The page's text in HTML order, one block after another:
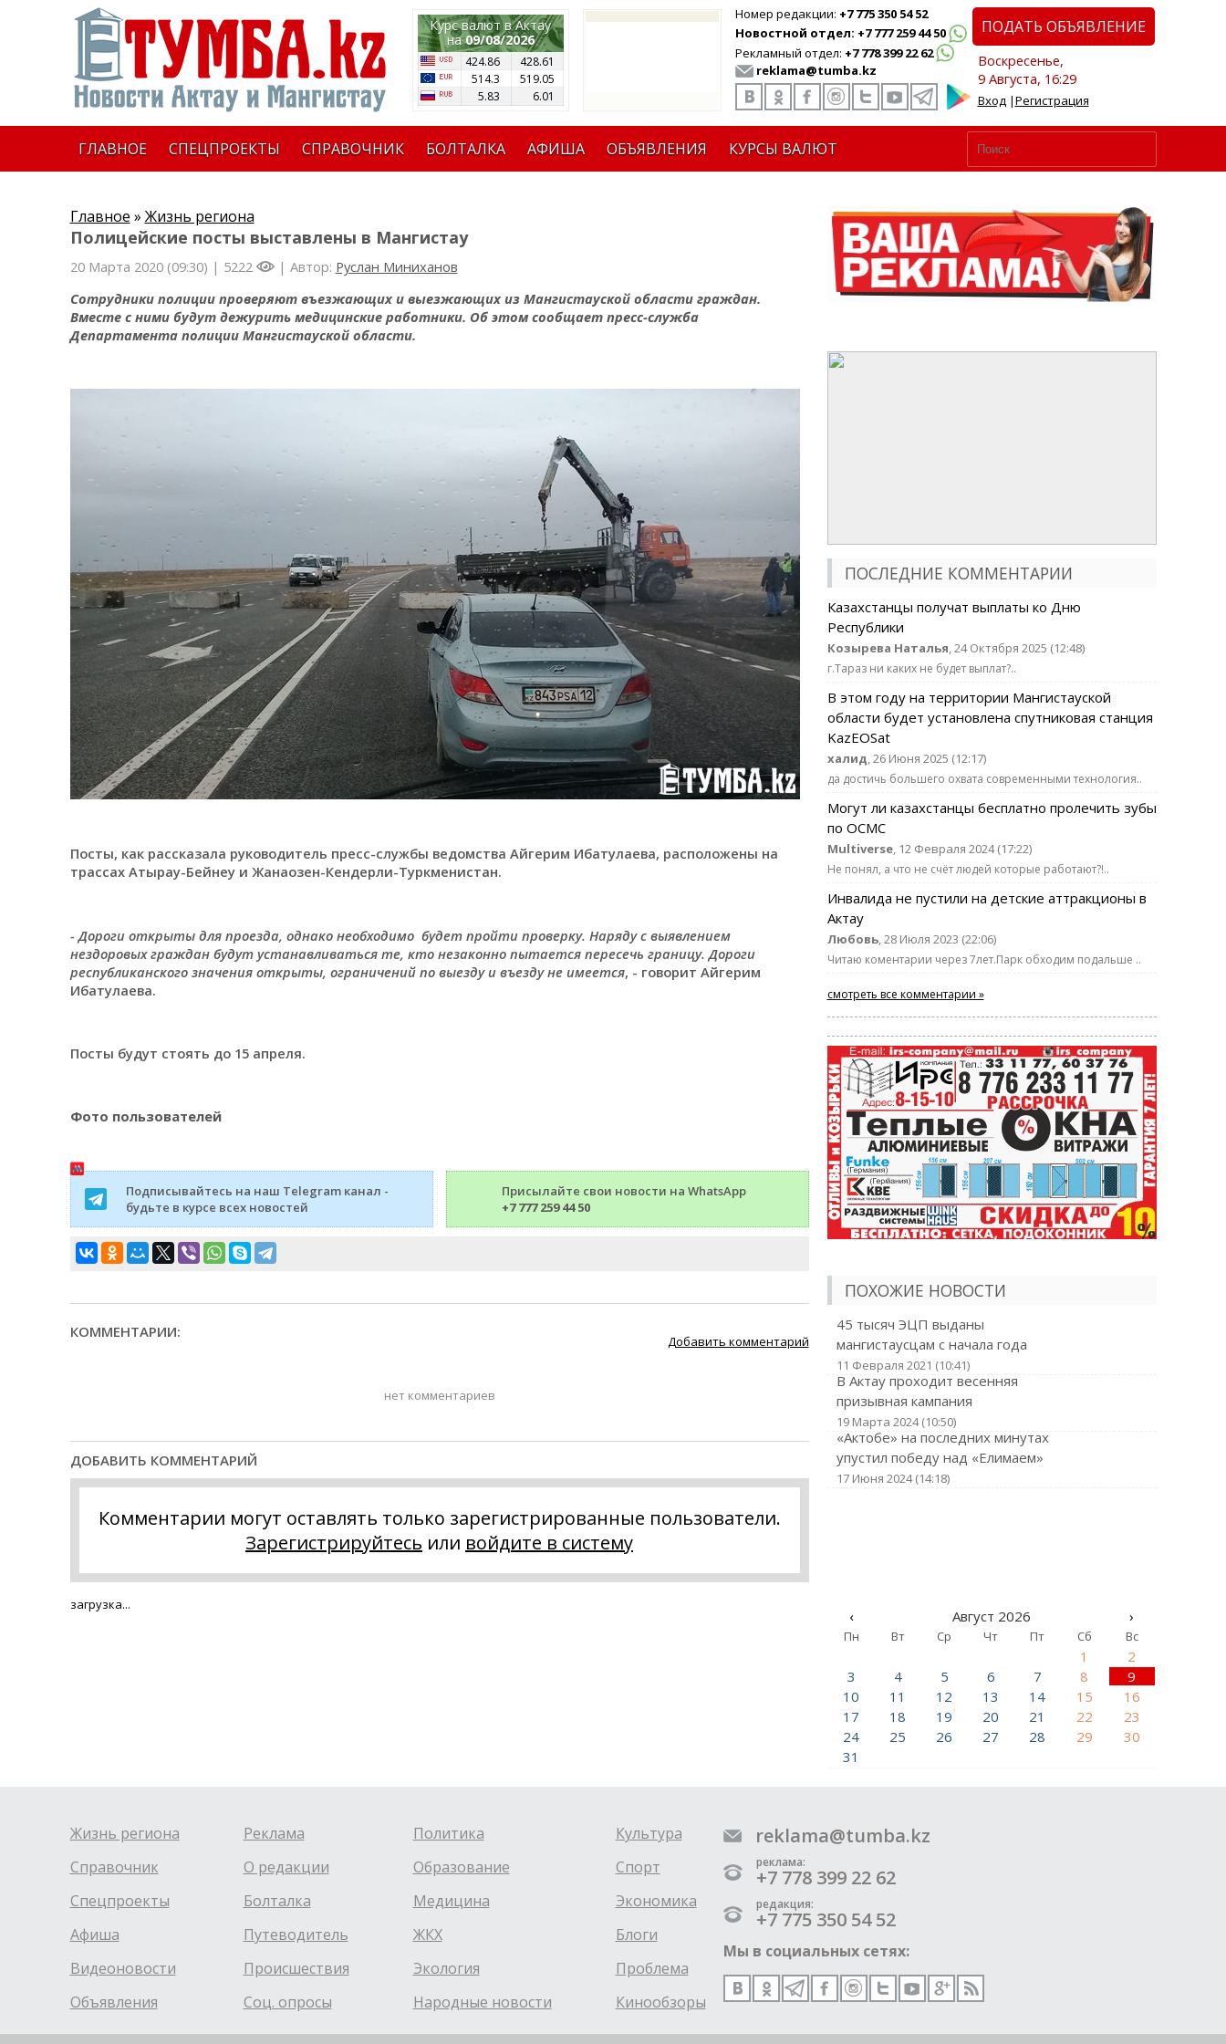
Курс валют в Актау
на09/08/2026
424.86
428.61
514.3
519.05
5.83
6.01
Номер редакции: +7 775 350 54 52
Новостной отдел: +7 777 259 44 50
Рекламный отдел: +7 778 399 22 62
reklama@tumba.kz
ПОДАТЬ ОБЪЯВЛЕНИЕ
Воскресенье,
9 Августа, 16:29
Вход|Регистрация
ГЛАВНОЕ СПЕЦПРОЕКТЫ СПРАВОЧНИК БОЛТАЛКА АФИША ОБЪЯВЛЕНИЯ КУРСЫ ВАЛЮТ
Главное » Жизнь региона
Полицейские посты выставлены в Мангистау
20 Марта 2020 (09:30) | 5222 | Автор: Руслан Миниханов
Сотрудники полиции проверяют въезжающих и выезжающих из Мангистауской области граждан.
Вместе с ними будут дежурить медицинские работники. Об этом сообщает пресс-служба
Департамента полиции Мангистауской области.
Посты, как рассказала руководитель пресс-службы ведомства Айгерим Ибатулаева, расположены на
трассах Атырау-Бейнеу и Жанаозен-Кендерли-Туркменистан.
- Дороги открыты для проезда, однако необходимо будет пройти проверку. Наряду с выявлением
нездоровых граждан будут устанавливаться те, кто незаконно пытается пересечь границу. Дороги
республиканского значения открыты, ограничений по выезду и въезду не имеется, - говорит Айгерим
Ибатулаева.
Посты будут стоять до 15 апреля.
Фото пользователей
Подписывайтесь на наш Telegram канал -
будьте в курсе всех новостей
Присылайте свои новости на WhatsApp
+7 777 259 44 50
КОММЕНТАРИИ:
Добавить комментарий
нет комментариев
ДОБАВИТЬ КОММЕНТАРИЙ
Комментарии могут оставлять только зарегистрированные пользователи.
Зарегистрируйтесь или войдите в систему
загрузка...
ПОСЛЕДНИЕ КОММЕНТАРИИ
Казахстанцы получат выплаты ко Дню
Республики
Козырева Наталья, 24 Октября 2025 (12:48)
г.Тараз ни каких не будет выплат?..
В этом году на территории Мангистауской
области будет установлена спутниковая станция
KazEOSat
халид, 26 Июня 2025 (12:17)
да достичь большего охвата современными технология..
Могут ли казахстанцы бесплатно пролечить зубы
по ОСМС
Multiverse, 12 Февраля 2024 (17:22)
Не понял, а что не счёт людей которые работают?!..
Инвалида не пустили на детские аттракционы в
Актау
Любовь, 28 Июля 2023 (22:06)
Читаю коментарии через 7лет.Парк обходим подальше ..
смотреть все комментарии »
ПОХОЖИЕ НОВОСТИ
45 тысяч ЭЦП выданы
мангистаусцам с начала года
11 Февраля 2021 (10:41)
В Актау проходит весенняя
призывная кампания
19 Марта 2024 (10:50)
«Актобе» на последних минутах
упустил победу над «Елимаем»
17 Июня 2024 (14:18)
‹ Август 2026 ›
Пн Вт Ср Чт Пт Сб Вс
1
2
3
4 5 6 7 8
9
10
11 12 13 14 15
16
17
18 19 20 21 22
23
24
25 26 27 28 29
30
31
Жизнь региона
Справочник
Спецпроекты
Афиша
Видеоновости
Объявления
Реклама
О редакции
Болталка
Путеводитель
Происшествия
Соц. опросы
Политика
Образование
Медицина
ЖКХ
Экология
Народные новости
Культура
Спорт
Экономика
Блоги
Проблема
Кинообзоры
reklama@tumba.kz
реклама:
+7 778 399 22 62
редакция:
+7 775 350 54 52
Мы в социальных сетях: